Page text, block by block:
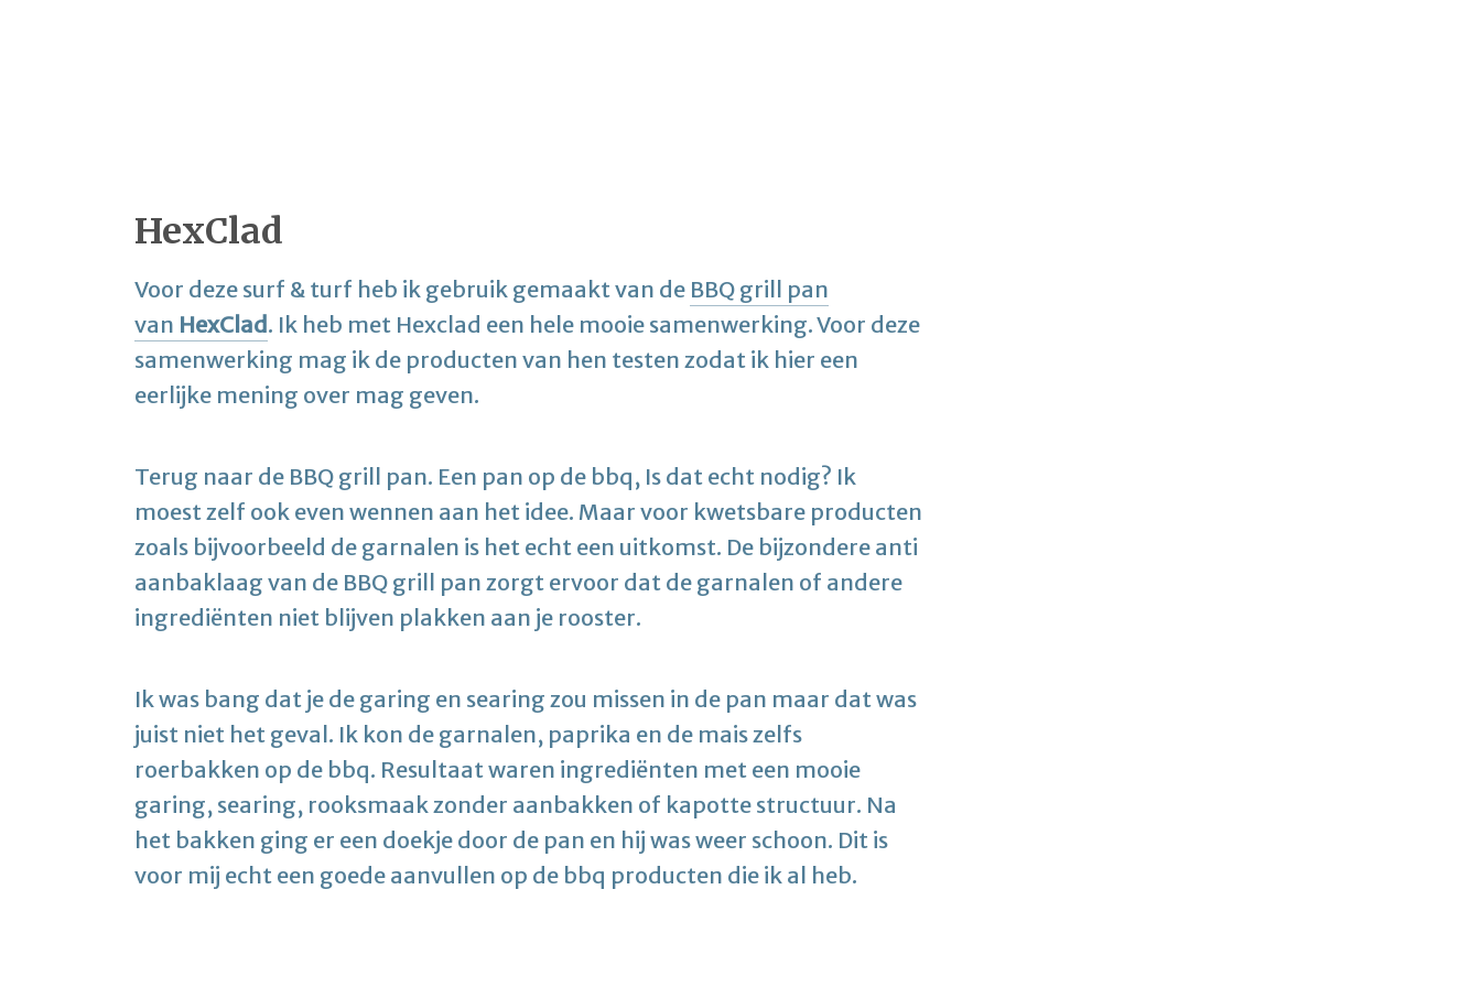
HexClad
Voor deze surf & turf heb ik gebruik gemaakt van de BBQ grill pan
van HexClad. Ik heb met Hexclad een hele mooie samenwerking. Voor deze
samenwerking mag ik de producten van hen testen zodat ik hier een
eerlijke mening over mag geven.
Terug naar de BBQ grill pan. Een pan op de bbq, Is dat echt nodig? Ik
moest zelf ook even wennen aan het idee. Maar voor kwetsbare producten
zoals bijvoorbeeld de garnalen is het echt een uitkomst. De bijzondere anti
aanbaklaag van de BBQ grill pan zorgt ervoor dat de garnalen of andere
ingrediënten niet blijven plakken aan je rooster.
Ik was bang dat je de garing en searing zou missen in de pan maar dat was
juist niet het geval. Ik kon de garnalen, paprika en de mais zelfs
roerbakken op de bbq. Resultaat waren ingrediënten met een mooie
garing, searing, rooksmaak zonder aanbakken of kapotte structuur. Na
het bakken ging er een doekje door de pan en hij was weer schoon. Dit is
voor mij echt een goede aanvullen op de bbq producten die ik al heb.